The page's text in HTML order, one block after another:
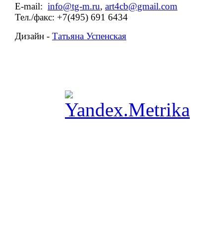
E-mail: info@tg-m.ru, art4cb@gmail.com
Тел./факс: +7(495) 691 6434
Дизайн - Татьяна Успенская